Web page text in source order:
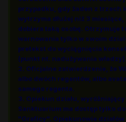
przypadku, gdy żaden z trzech
wytrzyma dłużej niż 3
dobiera taką osobę. Otrzymuje
warnowania tylko w swoim
pretekst do wyciągnięcia
(punkt nt. nadużywania władzy).
2. Oficjalne zatwierdzenie, że
albo dwóch regentów, albo
samego regenta.
3. Opiekun działu, wyróżniający
Sanktuarium ma dostęp tylko
"Graficy". Opiekunowie działów